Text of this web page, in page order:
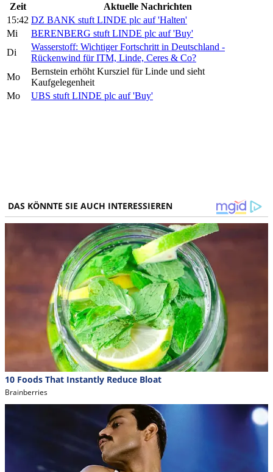
Zeit
Aktuelle Nachrichten
15:42 DZ BANK stuft LINDE plc auf 'Halten'
Mi
BERENBERG stuft LINDE plc auf 'Buy'
Di
Wasserstoff: Wichtiger Fortschritt in Deutschland -
Rückenwind für ITM, Linde, Ceres & Co?
Mo
Bernstein erhöht Kursziel für Linde und sieht
Kaufgelegenheit
Mo
UBS stuft LINDE plc auf 'Buy'